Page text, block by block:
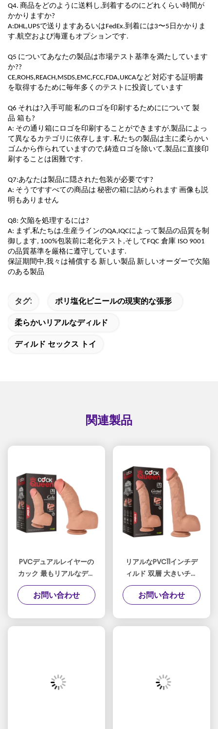
Q4. 商品をどのように送料し,到着するのにどれくらい時間が
かかりますか?
A:DHL,UPSで送りますあるいはFedEx.到着には3〜5日かかりま
す.航空および海運もオプションです.
Q5 について あなたの製品は市場テスト基準を満たしています
か??
CE,ROHS,REACH,MSDS,EMC,FCC,FDA,UKCAなど 対応する証明書
を取得するために毎年多くのテストに投資しています
Q6 それは?入手可能 私のロゴを印刷するためにについて 製
品 箱も ?
A: その通り 箱にロゴを印刷することができますが,製品によっ
て異なるカテゴリに依存します. 私たちの製品は主に柔らかい
ゴムから作られていますので,鋳造ロゴを除いて,製品に直接印
刷することは困難です.
Q7:あなたは製品に隠された包装が必要です?
A: そうですすべての商品は 秘密の箱に詰められます 画像も説
明もありません
Q8: 欠陥を処理するには?
A: まず,私たちは,生産ラインのQA,IQCによって製品の品質を制
御します, 100%包装前に老化テスト,そしてFQC 倉庫 ISO 9001
の品質基準を厳格に遵守しています.
保証期間中,我々は補償する 新しい製品 新しいオーダーで欠陥
のある製品
タグ:
ポリ塩化ビニールの現実的な張形
柔らかいリアルなディルド
ディルド セックス トイ
関連製品
PVCデュアルレイヤーの
カック 最もリアルなディ
ルド ダイアミター6.2cm
厚さリアルなディルド
お問い合わせ
リアルなPVC11インチデ
ィルド 双層 大きいチン
コ 女性用 セックス・お
もちゃ
お問い合わせ